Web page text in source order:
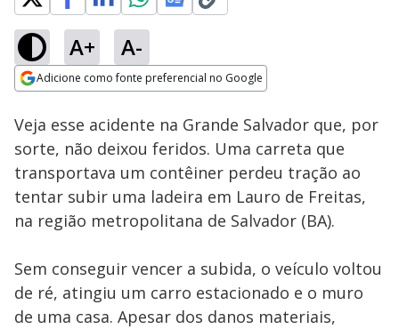
A+ A-
Adicione como fonte preferencial no Google
Ativar
100.00%
Veja esse acidente na Grande Salvador que, por
sorte, não deixou feridos. Uma carreta que
transportava um contêiner perdeu tração ao
tentar subir uma ladeira em Lauro de Freitas,
na região metropolitana de Salvador (BA).
Sem conseguir vencer a subida, o veículo voltou
de ré, atingiu um carro estacionado e o muro
de uma casa. Apesar dos danos materiais,